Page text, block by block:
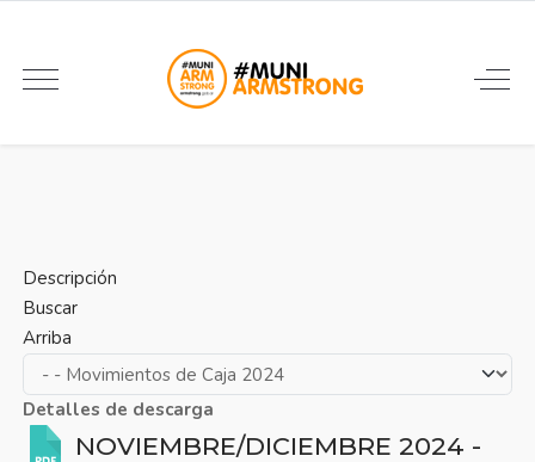
Descripción
Buscar
Arriba
Detalles de descarga
NOVIEMBRE/DICIEMBRE 2024 -